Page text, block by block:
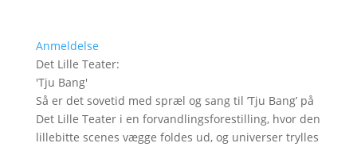
Anmeldelse
Det Lille Teater:
'Tju Bang'
Så er det sovetid med spræl og sang til ’Tju Bang’ på
Det Lille Teater i en forvandlingsforestilling, hvor den
lillebitte scenes vægge foldes ud, og universer trylles